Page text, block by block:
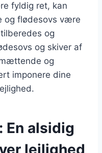
fyldig ret, kan
og flødesovs være
og
og skiver af
og
imponere dine
En alsidig
lejlighed